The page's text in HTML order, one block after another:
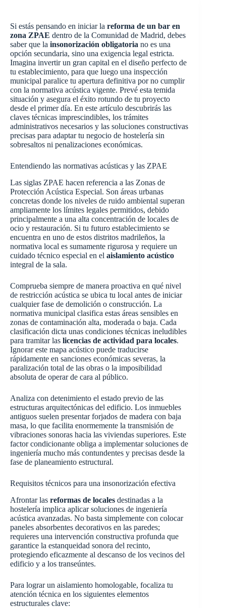
Si estás pensando en iniciar la reforma de un bar en
zona ZPAE dentro de la Comunidad de Madrid, debes
saber que la insonorización obligatoria no es una
opción secundaria, sino una exigencia legal estricta.
Imagina invertir un gran capital en el diseño perfecto de
tu establecimiento, para que luego una inspección
municipal paralice tu apertura definitiva por no cumplir
con la normativa acústica vigente. Prevé esta temida
situación y asegura el éxito rotundo de tu proyecto
desde el primer día. En este artículo descubrirás las
claves técnicas imprescindibles, los trámites
administrativos necesarios y las soluciones constructivas
precisas para adaptar tu negocio de hostelería sin
sobresaltos ni penalizaciones económicas.
Entendiendo las normativas acústicas y las ZPAE
Las siglas ZPAE hacen referencia a las Zonas de
Protección Acústica Especial. Son áreas urbanas
concretas donde los niveles de ruido ambiental superan
ampliamente los límites legales permitidos, debido
principalmente a una alta concentración de locales de
ocio y restauración. Si tu futuro establecimiento se
encuentra en uno de estos distritos madrileños, la
normativa local es sumamente rigurosa y requiere un
cuidado técnico especial en el aislamiento acústico
integral de la sala.
Comprueba siempre de manera proactiva en qué nivel
de restricción acústica se ubica tu local antes de iniciar
cualquier fase de demolición o construcción. La
normativa municipal clasifica estas áreas sensibles en
zonas de contaminación alta, moderada o baja. Cada
clasificación dicta unas condiciones técnicas ineludibles
para tramitar las licencias de actividad para locales.
Ignorar este mapa acústico puede traducirse
rápidamente en sanciones económicas severas, la
paralización total de las obras o la imposibilidad
absoluta de operar de cara al público.
Analiza con detenimiento el estado previo de las
estructuras arquitectónicas del edificio. Los inmuebles
antiguos suelen presentar forjados de madera con baja
masa, lo que facilita enormemente la transmisión de
vibraciones sonoras hacia las viviendas superiores. Este
factor condicionante obliga a implementar soluciones de
ingeniería mucho más contundentes y precisas desde la
fase de planeamiento estructural.
Requisitos técnicos para una insonorización efectiva
Afrontar las reformas de locales destinadas a la
hostelería implica aplicar soluciones de ingeniería
acústica avanzadas. No basta simplemente con colocar
paneles absorbentes decorativos en las paredes;
requieres una intervención constructiva profunda que
garantice la estanqueidad sonora del recinto,
protegiendo eficazmente al descanso de los vecinos del
edificio y a los transeúntes.
Para lograr un aislamiento homologable, focaliza tu
atención técnica en los siguientes elementos
estructurales clave: